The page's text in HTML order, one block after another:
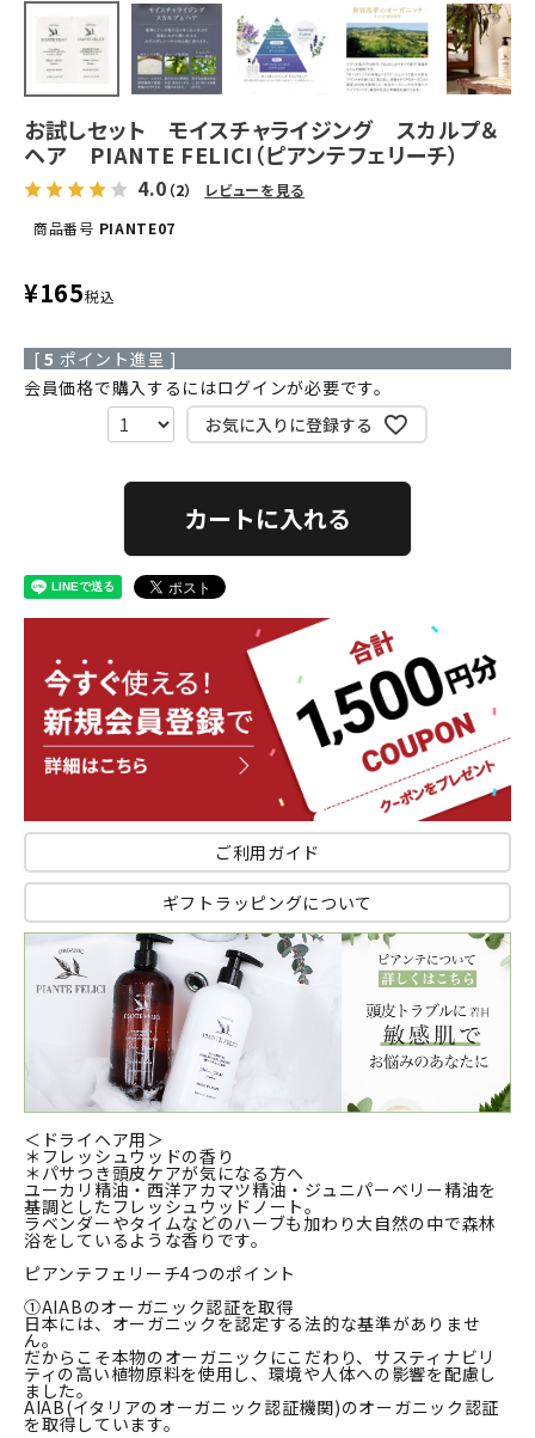
お試しセット モイスチャライジング スカルプ＆
ヘア PIANTE FELICI（ピアンテフェリーチ）
4.0 （2）
レビューを見る
商品番号 PIANTE07
¥165税込
[ 5 ポイント進呈 ]
会員価格で購入するにはログインが必要です。
お気に入りに登録する
カートに入れる
ご利用ガイド
ギフトラッピングについて
＜ドライヘア用＞
＊フレッシュウッドの香り
＊パサつき頭皮ケアが気になる方へ
ユーカリ精油・西洋アカマツ精油・ジュニパーベリー精油を
基調としたフレッシュウッドノート。
ラベンダーやタイムなどのハーブも加わり大自然の中で森林
浴をしているような香りです。
ピアンテフェリーチ4つのポイント
①AIABのオーガニック認証を取得
日本には、オーガニックを認定する法的な基準がありませ
ん。
だからこそ本物のオーガニックにこだわり、サスティナビリ
ティの高い植物原料を使用し、環境や人体への影響を配慮し
ました。
AIAB(イタリアのオーガニック認証機関)のオーガニック認証
を取得しています。